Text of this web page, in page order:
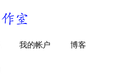
我的帐户 博客